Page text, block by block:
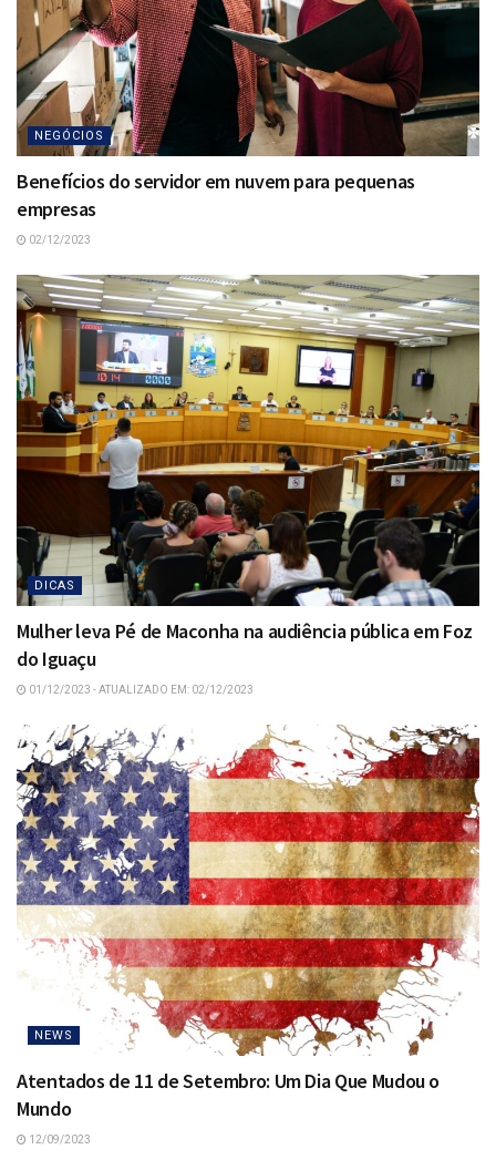
NEGÓCIOS
Benefícios do servidor em nuvem para pequenas
empresas
02/12/2023
DICAS
Mulher leva Pé de Maconha na audiência pública em Foz
do Iguaçu
01/12/2023 - ATUALIZADO EM: 02/12/2023
NEWS
Atentados de 11 de Setembro: Um Dia Que Mudou o
Mundo
12/09/2023